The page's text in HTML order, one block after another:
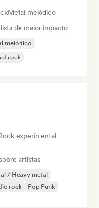
Metal melódico
de maior impacto
melódico
rock
experimental
artistas
/ Heavy metal
rock
Pop Punk